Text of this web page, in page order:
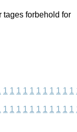
tages forbehold for
1 1 1 1 1 1 1 1 1 1 1
1 1 1 1 1 1 1 1 1 1 1